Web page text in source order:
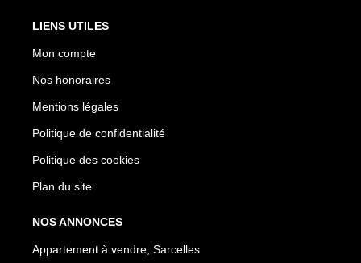
LIENS UTILES
Mon compte
Nos honoraires
Mentions légales
Politique de confidentialité
Politique des cookies
Plan du site
NOS ANNONCES
Appartement à vendre, Sarcelles